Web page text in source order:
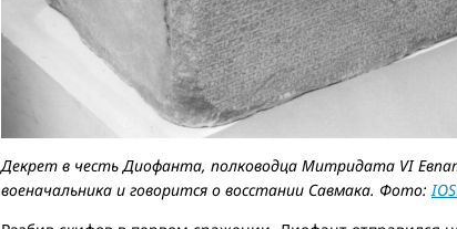
Декрет в честь Диофанта, полководца Митридата VI
военачальника и говорится о восстании Савмака. Фото: